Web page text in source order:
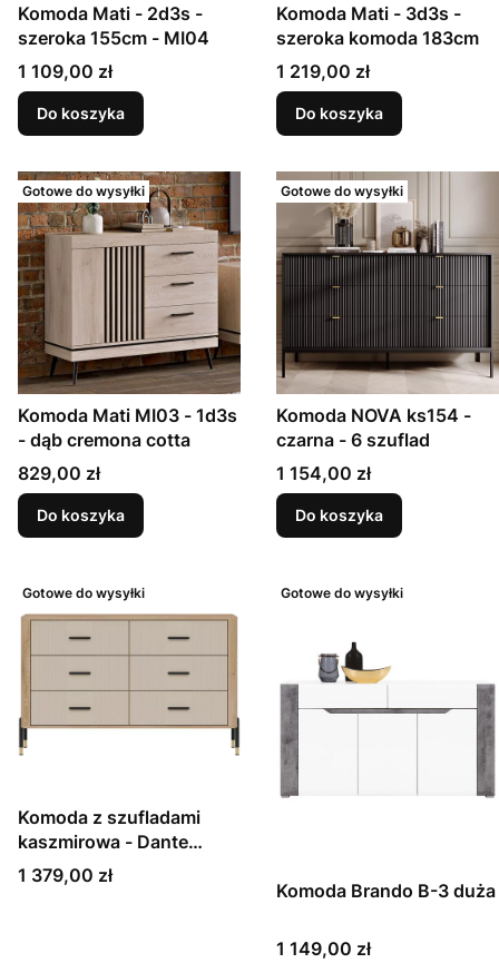
Komoda Mati - 2d3s -
szeroka 155cm - MI04
Cena
1 109,00 zł
Do koszyka
Komoda Mati - 3d3s -
szeroka komoda 183cm
Cena
1 219,00 zł
Do koszyka
Gotowe do wysyłki
Komoda Mati MI03 - 1d3s
- dąb cremona cotta
Cena
829,00 zł
Do koszyka
Gotowe do wysyłki
Komoda NOVA ks154 -
czarna - 6 szuflad
Cena
1 154,00 zł
Do koszyka
Gotowe do wysyłki
Komoda z szufladami
kaszmirowa - Dante
DT04 - 140cm
Cena
1 379,00 zł
Gotowe do wysyłki
Komoda Brando B-3 duża
Cena
1 149,00 zł